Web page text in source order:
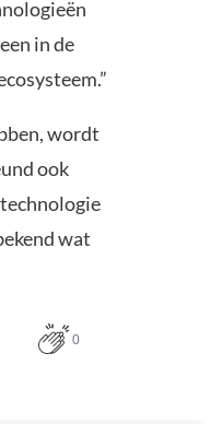
in de
wordt
ook
wat
0